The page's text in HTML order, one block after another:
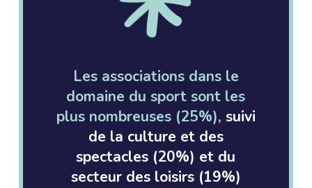
Les associations dans le
domaine du sport sont les
plus nombreuses (25%), suivi
de la culture et des
spectacles (20%) et du
secteur des loisirs (19%)